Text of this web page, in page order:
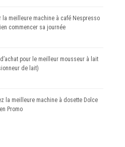
la meilleure machine à café Nespresso
commencer sa journée
pour le meilleur mousseur à lait
de lait)
la meilleure machine à dosette Dolce
Promo